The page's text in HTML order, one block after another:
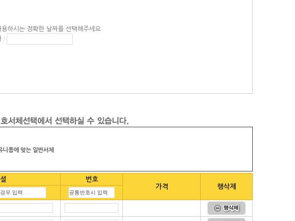
용하시는 정확한 날짜를 선택해주세요
:
니폼에 맞는 일반서체
번호
가격
행삭제